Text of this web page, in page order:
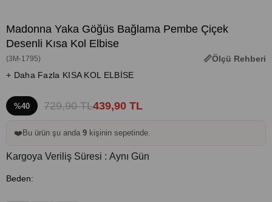
Madonna Yaka Göğüs Bağlama Pembe Çiçek
Desenli Kısa Kol Elbise
(3M-1795)
Ölçü Rehberi
+ Daha Fazla KISA KOL ELBİSE
%40 729,90 TL439,90 TL
❤️ Bu ürün şu anda 9 kişinin sepetinde.
Kargoya Veriliş Süresi : Aynı Gün
Beden: